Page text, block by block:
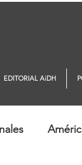
EDITORIAL AiDH